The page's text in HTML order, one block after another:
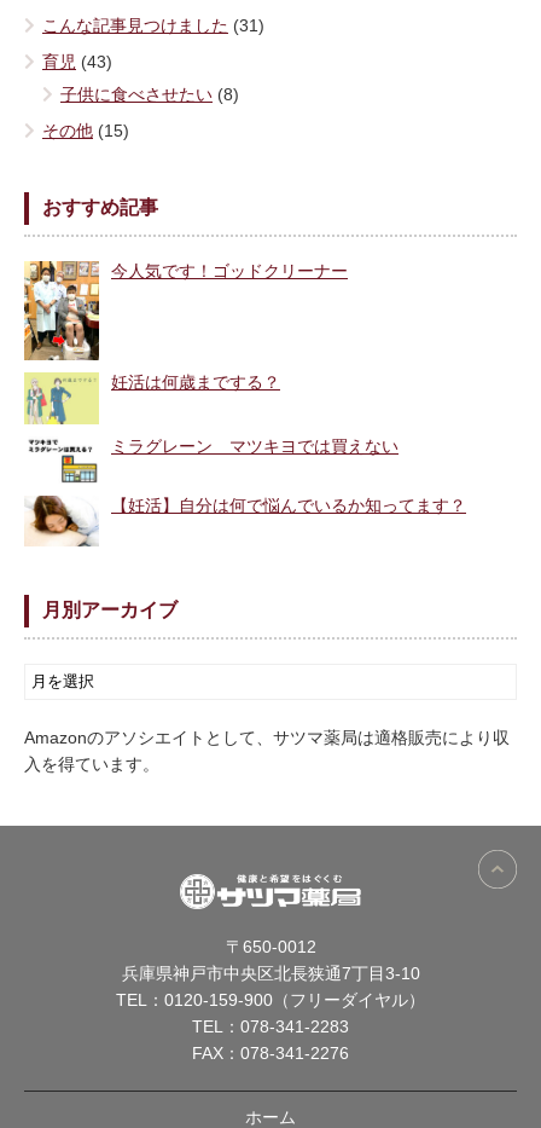
こんな記事見つけました (31)
育児 (43)
子供に食べさせたい (8)
その他 (15)
おすすめ記事
今人気です！ゴッドクリーナー
妊活は何歳までする？
ミラグレーン マツキヨでは買えない
【妊活】自分は何で悩んでいるか知ってます？
月別アーカイブ
Amazonのアソシエイトとして、サツマ薬局は適格販売により収
入を得ています。
〒650-0012
兵庫県神戸市中央区北長狭通7丁目3-10
TEL： 0120-159-900（フリーダイヤル）
TEL： 078-341-2283
FAX：078-341-2276
ホーム